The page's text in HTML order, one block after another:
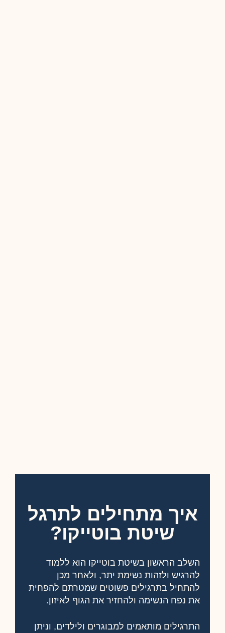
איך מתחילים לתרגל
שיטת בוטייקו?
השלב הראשון בשיטת בוטייקו הוא ללמוד
להרגיש ולזהות נשימת יתר, ולאחר מכן
להתחיל בתרגילים פשוטים שמטרתם להפחית
את נפח הנשימה ולהחזיר את הגוף לאיזון.
התרגילים מותאמים למבוגרים ולילדים, וניתן